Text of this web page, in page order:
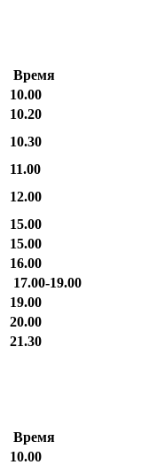
Время
10.00
10.20
10.30
11.00
12.00
15.00
15.00
16.00
17.00-19.00
19.00
20.00
21.30
Время
10.00